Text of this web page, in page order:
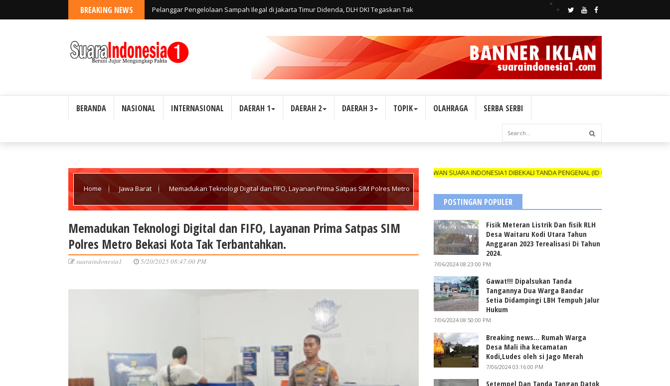
BREAKING NEWS Pelanggar Pengelolaan Sampah Ilegal di Jakarta Timur Didenda, DLH DKI Tegaskan Tak
BERANDA NASIONAL INTERNASIONAL DAERAH 1 DAERAH 2 DAERAH 3 TOPIK OLAHRAGA SERBA SERBI
Home Jawa Barat Memadukan Teknologi Digital dan FIFO, Layanan Prima Satpas SIM Polres Metro
Memadukan Teknologi Digital dan FIFO, Layanan Prima Satpas SIM
Polres Metro Bekasi Kota Tak Terbantahkan.
suaraindonesia1 5/20/2025 08:47:00 PM
WARTAWAN SUARA INDONESIA1 DIBEKALI TANDA PENGENAL (ID CARD) YANG MASIH BERLAKU
POSTINGAN POPULER
Fisik Meteran Listrik Dan fisik RLH
Desa Waitaru Kodi Utara Tahun
Anggaran 2023 Terealisasi Di Tahun
2024.
7/06/2024 08:23:00 PM
Gawat!!! Dipalsukan Tanda
Tangannya Dua Warga Bandar
Setia Didampingi LBH Tempuh Jalur
Hukum
7/06/2024 08:50:00 PM
Breaking news... Rumah Warga
Desa Mali iha kecamatan
Kodi,Ludes oleh si Jago Merah
7/06/2024 03:16:00 PM
Setempel Dan Tanda Tangan Datok